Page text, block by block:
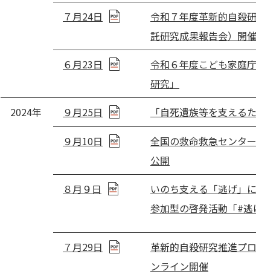
７月24日
令和７年度革新的自殺
託研究成果報告会）開
６月23日
令和６年度こども家庭
研究」
2024年
９月25日
「自死遺族等を支える
９月10日
全国の救命救急センタ
公開
８月９日
いのち支える「逃げ」
参加型の啓発活動「#
７月29日
革新的自殺研究推進プ
ンライン開催